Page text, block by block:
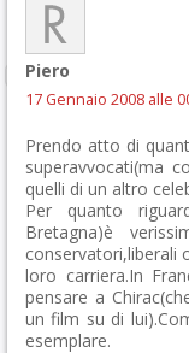
Piero
17 Gennaio 2008 alle
Prendo atto di
superavvocati(ma
quelli di un altro
Per quanto
Bretagna)è
conservatori,liberali
loro carriera.In
pensare a
un film su di
esemplare.